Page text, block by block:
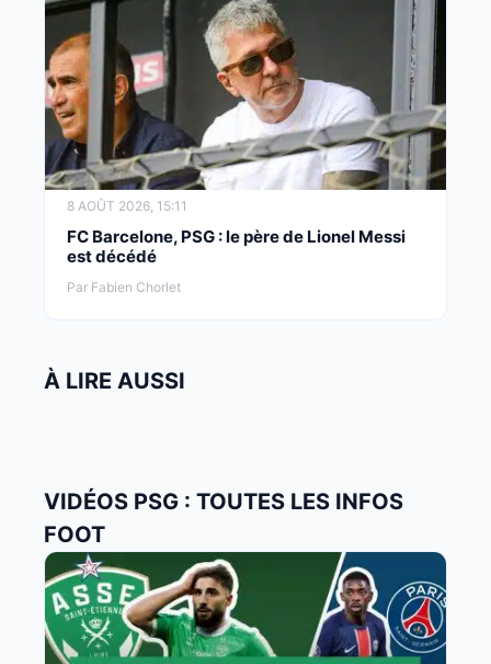
8 AOÛT 2026, 15:11
FC Barcelone, PSG : le père de Lionel Messi
est décédé
Par Fabien Chorlet
À LIRE AUSSI
VIDÉOS PSG : TOUTES LES INFOS
FOOT